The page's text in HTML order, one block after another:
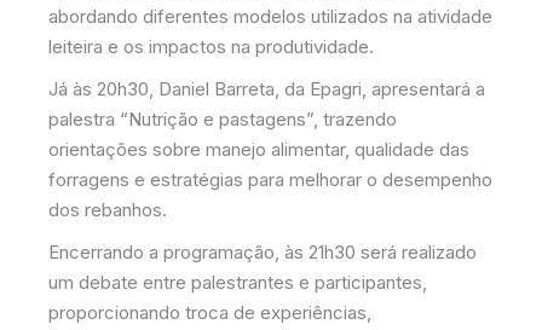
abordando diferentes modelos utilizados na atividade
leiteira e os impactos na produtividade.
Já às 20h30, Daniel Barreta, da Epagri, apresentará a
palestra “Nutrição e pastagens”, trazendo
orientações sobre manejo alimentar, qualidade das
forragens e estratégias para melhorar o desempenho
dos rebanhos.
Encerrando a programação, às 21h30 será realizado
um debate entre palestrantes e participantes,
proporcionando troca de experiências,